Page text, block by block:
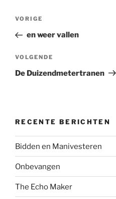
Bericht
Vorig
bericht
VORIGE
en weer vallen
Volgend
bericht
VOLGENDE
De Duizendmetertranen
RECENTE BERICHTEN
Bidden en Manivesteren
Onbevangen
The Echo Maker